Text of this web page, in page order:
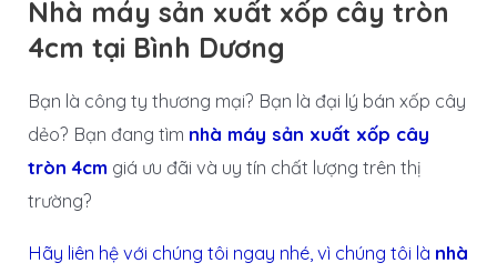
Nhà máy sản xuất xốp cây tròn
4cm tại Bình Dương
Bạn là công ty thương mại? Bạn là đại lý bán xốp cây
dẻo? Bạn đang tìm nhà máy sản xuất xốp cây
tròn 4cm giá ưu đãi và uy tín chất lượng trên thị
trường?
Hãy liên hệ với chúng tôi ngay nhé, vì chúng tôi là nhà